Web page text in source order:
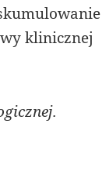
klinicznej